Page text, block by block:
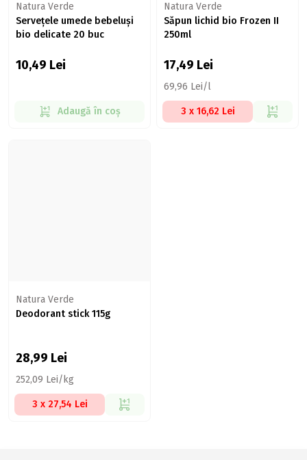
Natura Verde
Servețele umede bebeluși
bio delicate 20 buc
10,49 Lei
Adaugă în coș
Natura Verde
Săpun lichid bio Frozen II
250ml
17,49 Lei
69,96 Lei/l
3 x 16,62 Lei
Natura Verde
Deodorant stick 115g
28,99 Lei
252,09 Lei/kg
3 x 27,54 Lei